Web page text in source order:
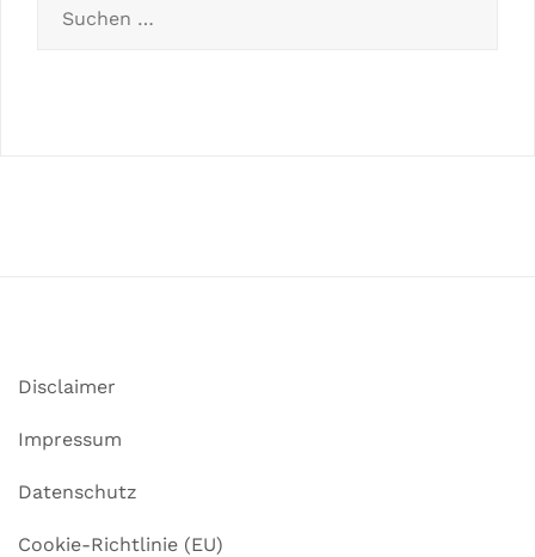
Disclaimer
Impressum
Datenschutz
Cookie-Richtlinie (EU)